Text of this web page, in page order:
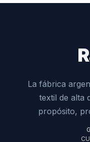
La fábrica
textil de alta
propósito,